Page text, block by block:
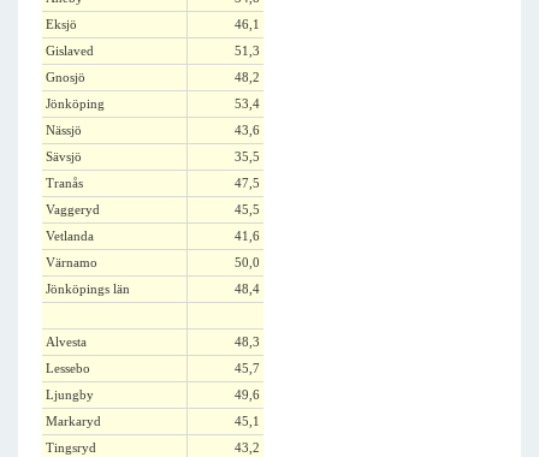
Eksjö
46,1
Gislaved
51,3
Gnosjö
48,2
Jönköping
53,4
Nässjö
43,6
Sävsjö
35,5
Tranås
47,5
Vaggeryd
45,5
Vetlanda
41,6
Värnamo
50,0
Jönköpings län
48,4
Alvesta
48,3
Lessebo
45,7
Ljungby
49,6
Markaryd
45,1
Tingsryd
43,2